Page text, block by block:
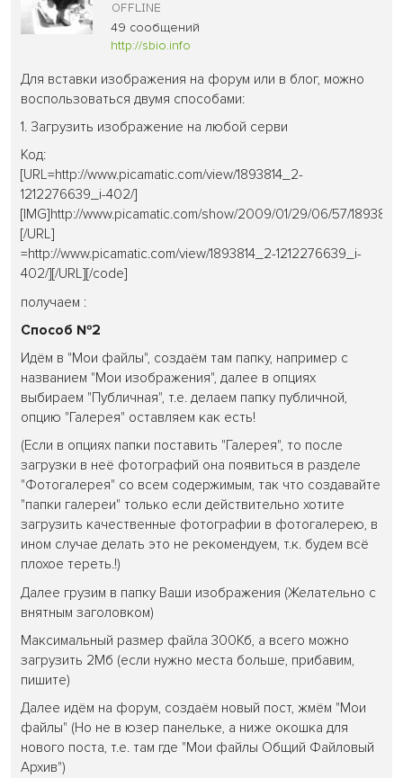
49 сообщений
http://sbio.info
Для вставки изображения на форум или в блог, можно
воспользоваться двумя способами:
1. Загрузить изображение на любой серви
Код:
[URL=http://www.picamatic.com/view/1893814_2-
1212276639_i-402/]
[IMG]http://www.picamatic.com/show/2009/01/29/06/57/
[/URL]
=http://www.picamatic.com/view/1893814_2-1212276639_i-
402/][/URL][/code]
получаем :
Способ №2
Идём в "Мои файлы", создаём там папку, например с
названием "Мои изображения", далее в опциях
выбираем "Публичная", т.е. делаем папку публичной,
опцию "Галерея" оставляем как есть!
(Если в опциях папки поставить "Галерея", то после
загрузки в неё фотографий она появиться в разделе
"Фотогалерея" со всем содержимым, так что создавайте
"папки галереи" только если действительно хотите
загрузить качественные фотографии в фотогалерею, в
ином случае делать это не рекомендуем, т.к. будем всё
плохое тереть.!)
Далее грузим в папку Ваши изображения (Желательно с
внятным заголовком)
Максимальный размер файла 300Кб, а всего можно
загрузить 2Мб (если нужно места больше, прибавим,
пишите)
Далее идём на форум, создаём новый пост, жмём "Мои
файлы" (Но не в юзер панельке, а ниже окошка для
нового поста, т.е. там где "Мои файлы Общий Файловый
Архив")